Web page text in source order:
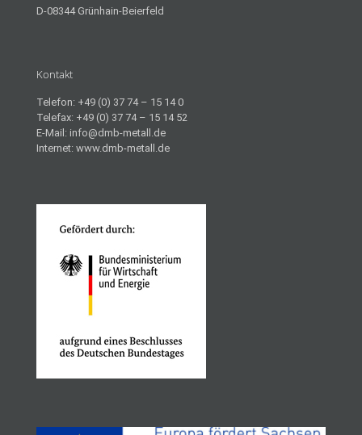
D-08344 Grünhain-Beierfeld
Kontakt
Telefon: +49 (0) 37 74 – 15 14 0
Telefax: +49 (0) 37 74 – 15 14 52
E-Mail: info@dmb-metall.de
Internet: www.dmb-metall.de